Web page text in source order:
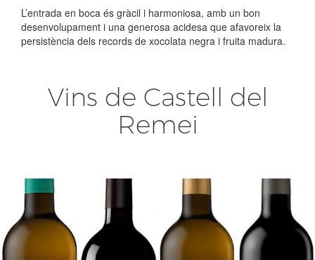
L’entrada en boca és gràcil i harmoniosa, amb un bon
desenvolupament i una generosa acidesa que afavoreix la
persistència dels records de xocolata negra i fruita madura.
Vins de Castell del
Remei